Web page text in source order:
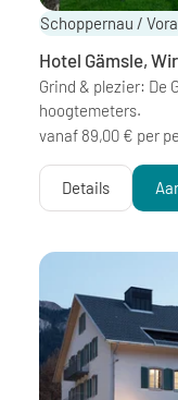
Schoppernau /
Hotel Gämsle,
Grind & plezier: De
hoogtemeters.
vanaf 89,00 € per
Details